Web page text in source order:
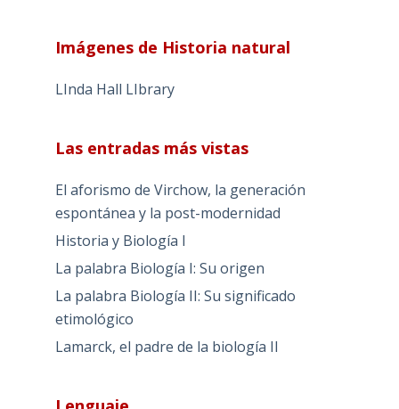
Imágenes de Historia natural
LInda Hall LIbrary
Las entradas más vistas
El aforismo de Virchow, la generación
espontánea y la post-modernidad
Historia y Biología I
La palabra Biología I: Su origen
La palabra Biología II: Su significado
etimológico
Lamarck, el padre de la biología II